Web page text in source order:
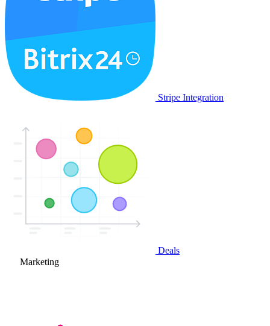
Stripe Integration
Deals
Marketing